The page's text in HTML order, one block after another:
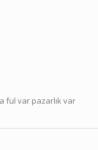
ful var pazarlık var